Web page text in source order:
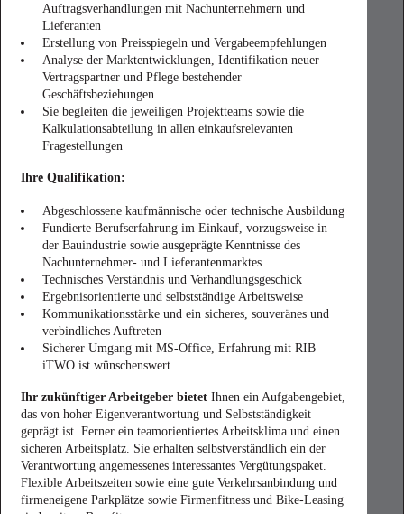
Auftragsverhandlungen mit Nachunternehmern und
Lieferanten
Erstellung von Preisspiegeln und Vergabeempfehlungen
Analyse der Marktentwicklungen, Identifikation neuer
Vertragspartner und Pflege bestehender
Geschäftsbeziehungen
Sie begleiten die jeweiligen Projektteams sowie die
Kalkulationsabteilung in allen einkaufsrelevanten
Fragestellungen
Ihre Qualifikation:
Abgeschlossene kaufmännische oder technische Ausbildung
Fundierte Berufserfahrung im Einkauf, vorzugsweise in
der Bauindustrie sowie ausgeprägte Kenntnisse des
Nachunternehmer- und Lieferantenmarktes
Technisches Verständnis und Verhandlungsgeschick
Ergebnisorientierte und selbstständige Arbeitsweise
Kommunikationsstärke und ein sicheres, souveränes und
verbindliches Auftreten
Sicherer Umgang mit MS-Office, Erfahrung mit RIB
iTWO ist wünschenswert
Ihr zukünftiger Arbeitgeber bietet Ihnen ein Aufgabengebiet,
das von hoher Eigenverantwortung und Selbstständigkeit
geprägt ist. Ferner ein teamorientiertes Arbeitsklima und einen
sicheren Arbeitsplatz. Sie erhalten selbstverständlich ein der
Verantwortung angemessenes interessantes Vergütungspaket.
Flexible Arbeitszeiten sowie eine gute Verkehrsanbindung und
firmeneigene Parkplätze sowie Firmenfitness und Bike-Leasing